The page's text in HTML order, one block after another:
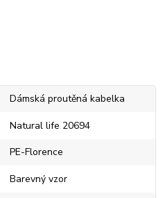
Dámská proutěná kabelka
Natural life 20694
PE-Florence
Barevný vzor